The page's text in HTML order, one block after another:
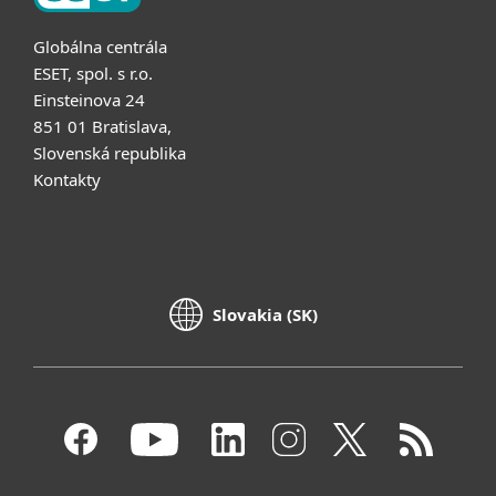
Globálna centrála
ESET, spol. s r.o.
Einsteinova 24
851 01 Bratislava,
Slovenská republika
Kontakty
Slovakia (SK)